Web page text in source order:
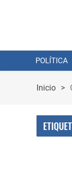
POLÍTICA
Inicio >